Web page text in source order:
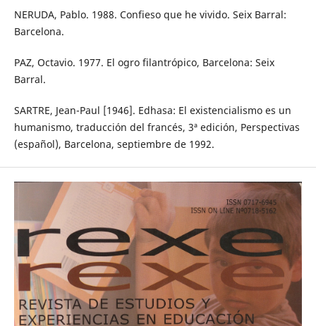
NERUDA, Pablo. 1988. Confieso que he vivido. Seix Barral:
Barcelona.
PAZ, Octavio. 1977. El ogro filantrópico, Barcelona: Seix
Barral.
SARTRE, Jean-Paul [1946]. Edhasa: El existencialismo es un
humanismo, traducción del francés, 3ª edición, Perspectivas
(español), Barcelona, septiembre de 1992.